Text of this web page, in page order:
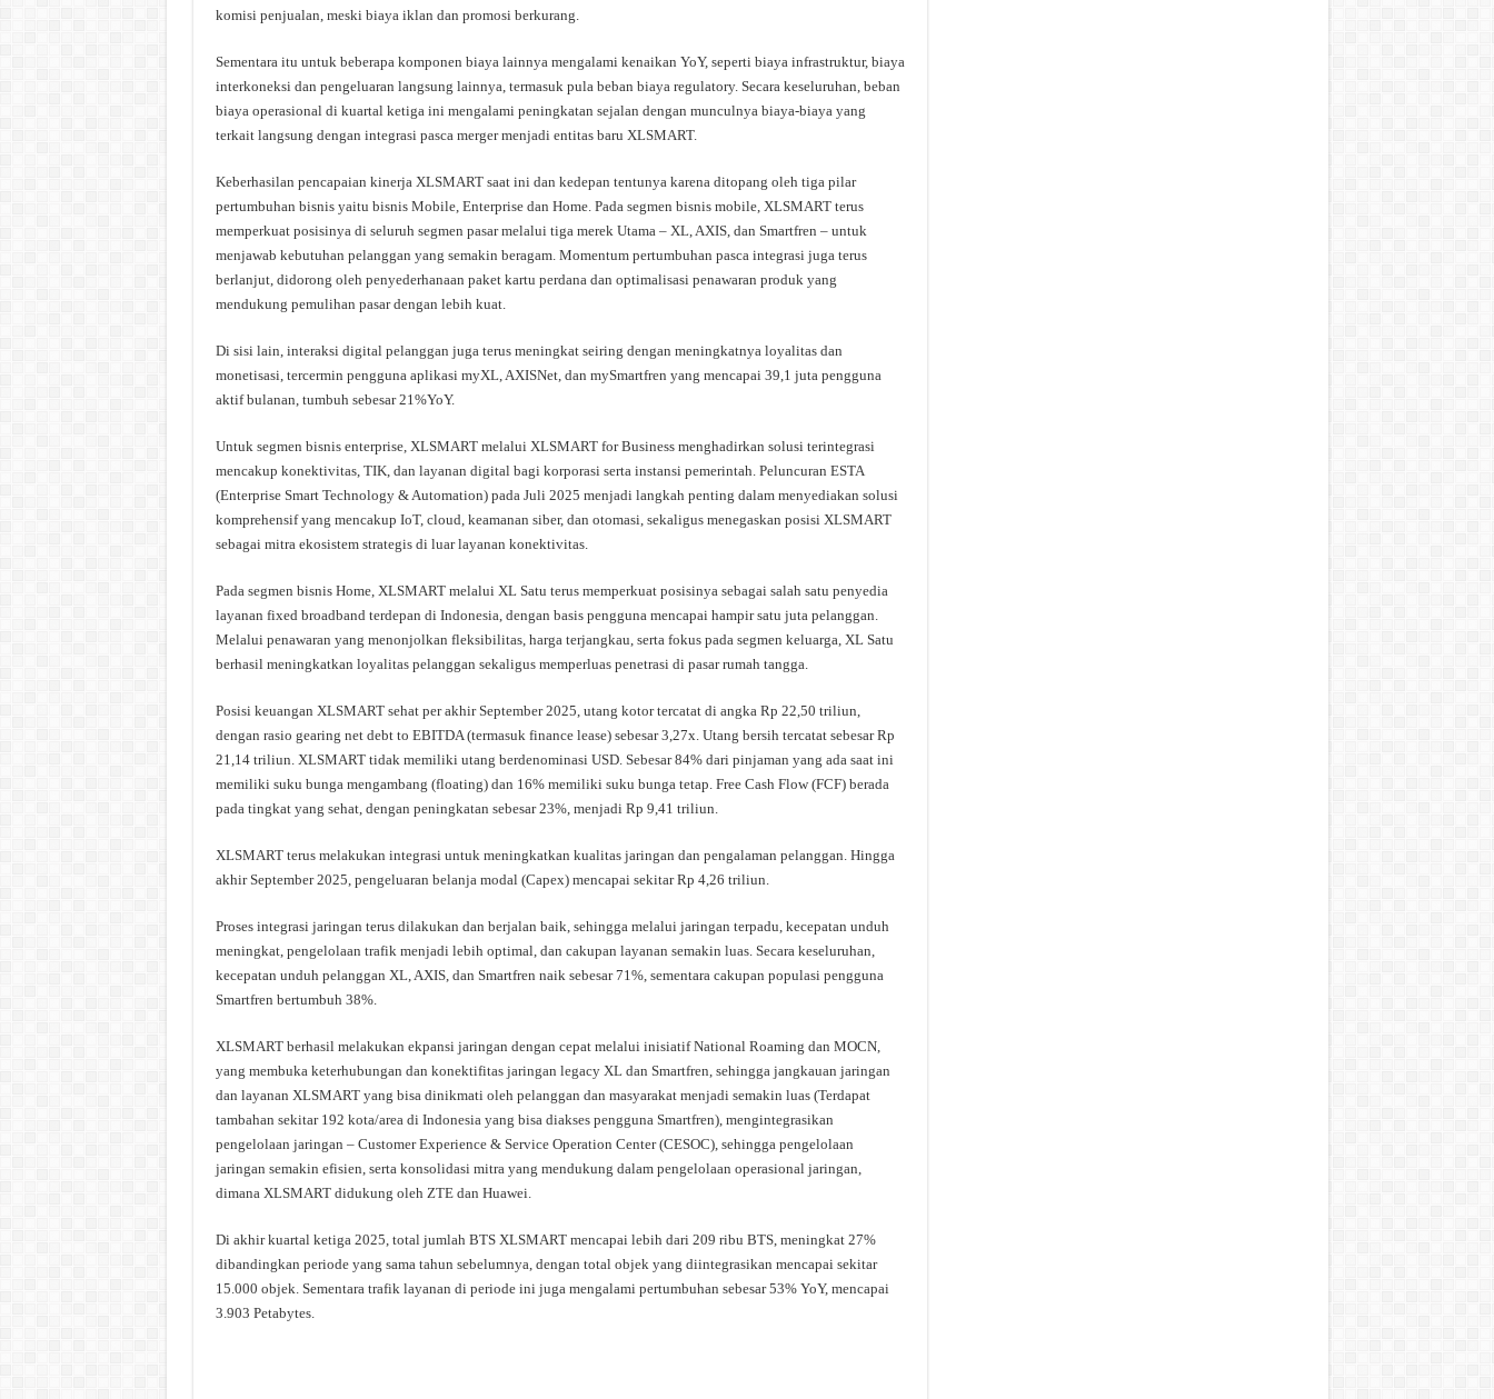
komisi penjualan, meski biaya iklan dan promosi berkurang.
Sementara itu untuk beberapa komponen biaya lainnya mengalami kenaikan YoY, seperti biaya infrastruktur, biaya
interkoneksi dan pengeluaran langsung lainnya, termasuk pula beban biaya regulatory. Secara keseluruhan, beban
biaya operasional di kuartal ketiga ini mengalami peningkatan sejalan dengan munculnya biaya-biaya yang
terkait langsung dengan integrasi pasca merger menjadi entitas baru XLSMART.
Keberhasilan pencapaian kinerja XLSMART saat ini dan kedepan tentunya karena ditopang oleh tiga pilar
pertumbuhan bisnis yaitu bisnis Mobile, Enterprise dan Home. Pada segmen bisnis mobile, XLSMART terus
memperkuat posisinya di seluruh segmen pasar melalui tiga merek Utama – XL, AXIS, dan Smartfren – untuk
menjawab kebutuhan pelanggan yang semakin beragam. Momentum pertumbuhan pasca integrasi juga terus
berlanjut, didorong oleh penyederhanaan paket kartu perdana dan optimalisasi penawaran produk yang
mendukung pemulihan pasar dengan lebih kuat.
Di sisi lain, interaksi digital pelanggan juga terus meningkat seiring dengan meningkatnya loyalitas dan
monetisasi, tercermin pengguna aplikasi myXL, AXISNet, dan mySmartfren yang mencapai 39,1 juta pengguna
aktif bulanan, tumbuh sebesar 21%YoY.
Untuk segmen bisnis enterprise, XLSMART melalui XLSMART for Business menghadirkan solusi terintegrasi
mencakup konektivitas, TIK, dan layanan digital bagi korporasi serta instansi pemerintah. Peluncuran ESTA
(Enterprise Smart Technology & Automation) pada Juli 2025 menjadi langkah penting dalam menyediakan solusi
komprehensif yang mencakup IoT, cloud, keamanan siber, dan otomasi, sekaligus menegaskan posisi XLSMART
sebagai mitra ekosistem strategis di luar layanan konektivitas.
Pada segmen bisnis Home, XLSMART melalui XL Satu terus memperkuat posisinya sebagai salah satu penyedia
layanan fixed broadband terdepan di Indonesia, dengan basis pengguna mencapai hampir satu juta pelanggan.
Melalui penawaran yang menonjolkan fleksibilitas, harga terjangkau, serta fokus pada segmen keluarga, XL Satu
berhasil meningkatkan loyalitas pelanggan sekaligus memperluas penetrasi di pasar rumah tangga.
Posisi keuangan XLSMART sehat per akhir September 2025, utang kotor tercatat di angka Rp 22,50 triliun,
dengan rasio gearing net debt to EBITDA (termasuk finance lease) sebesar 3,27x. Utang bersih tercatat sebesar Rp
21,14 triliun. XLSMART tidak memiliki utang berdenominasi USD. Sebesar 84% dari pinjaman yang ada saat ini
memiliki suku bunga mengambang (floating) dan 16% memiliki suku bunga tetap. Free Cash Flow (FCF) berada
pada tingkat yang sehat, dengan peningkatan sebesar 23%, menjadi Rp 9,41 triliun.
XLSMART terus melakukan integrasi untuk meningkatkan kualitas jaringan dan pengalaman pelanggan. Hingga
akhir September 2025, pengeluaran belanja modal (Capex) mencapai sekitar Rp 4,26 triliun.
Proses integrasi jaringan terus dilakukan dan berjalan baik, sehingga melalui jaringan terpadu, kecepatan unduh
meningkat, pengelolaan trafik menjadi lebih optimal, dan cakupan layanan semakin luas. Secara keseluruhan,
kecepatan unduh pelanggan XL, AXIS, dan Smartfren naik sebesar 71%, sementara cakupan populasi pengguna
Smartfren bertumbuh 38%.
XLSMART berhasil melakukan ekpansi jaringan dengan cepat melalui inisiatif National Roaming dan MOCN,
yang membuka keterhubungan dan konektifitas jaringan legacy XL dan Smartfren, sehingga jangkauan jaringan
dan layanan XLSMART yang bisa dinikmati oleh pelanggan dan masyarakat menjadi semakin luas (Terdapat
tambahan sekitar 192 kota/area di Indonesia yang bisa diakses pengguna Smartfren), mengintegrasikan
pengelolaan jaringan – Customer Experience & Service Operation Center (CESOC), sehingga pengelolaan
jaringan semakin efisien, serta konsolidasi mitra yang mendukung dalam pengelolaan operasional jaringan,
dimana XLSMART didukung oleh ZTE dan Huawei.
Di akhir kuartal ketiga 2025, total jumlah BTS XLSMART mencapai lebih dari 209 ribu BTS, meningkat 27%
dibandingkan periode yang sama tahun sebelumnya, dengan total objek yang diintegrasikan mencapai sekitar
15.000 objek. Sementara trafik layanan di periode ini juga mengalami pertumbuhan sebesar 53% YoY, mencapai
3.903 Petabytes.